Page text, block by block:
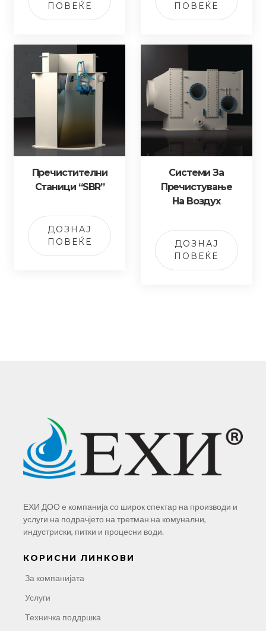
ПОВЕЌЕ
ПОВЕЌЕ
Пречистителни
Станици “SBR”
ДОЗНАЈ
ПОВЕЌЕ
Системи За
Пречистување
На Воздух
ДОЗНАЈ
ПОВЕЌЕ
ЕХИ ДОО е компанија со широк спектар на производи и
услуги на подрачјето на третман на комунални,
индустриски, питки и процесни води.
КОРИСНИ ЛИНКОВИ
За компанијата
Услуги
Техничка поддршка